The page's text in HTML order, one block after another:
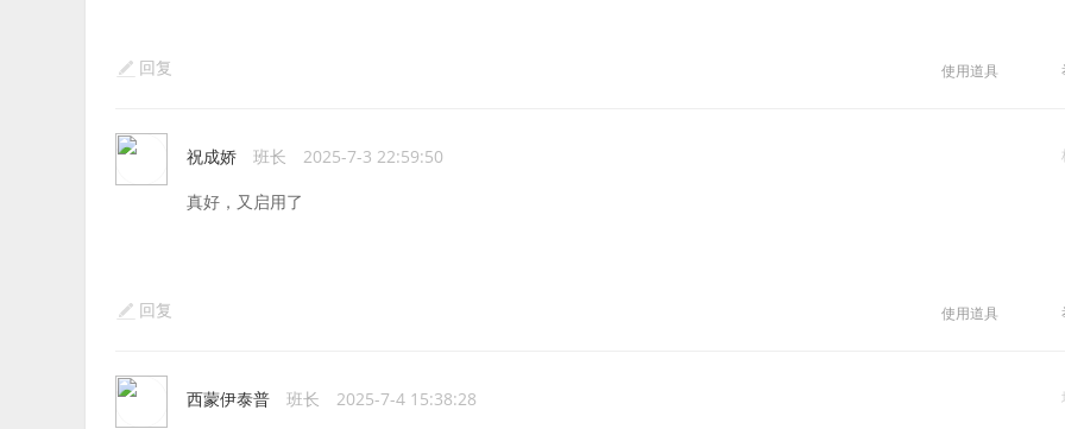
回复 使用道具
祝成娇 班长 2025-7-3 22:59:50
真好，又启用了
回复 使用道具
西蒙伊泰普 班长 2025-7-4 15:38:28